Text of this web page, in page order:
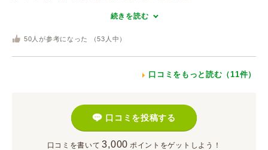
続きを読む
50 人が参考になった （53 人中）
口コミをもっと読む（11件）
口コミを投稿する
口コミを書いて 3,000 ポイント をゲットしよう！